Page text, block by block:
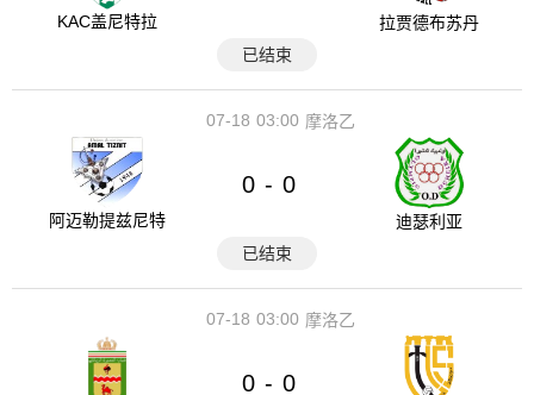
KAC盖尼特拉
拉贾德布苏丹
已结束
03:00
07-18 摩洛乙
阿迈勒提兹尼特
0 - 0
迪瑟利亚
已结束
03:00
07-18 摩洛乙
0 - 0